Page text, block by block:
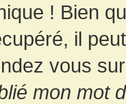
! Bien
il
vous
mon mot